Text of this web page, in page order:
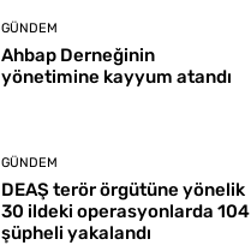
GÜNDEM
Ahbap Derneğinin
yönetimine kayyum atandı
GÜNDEM
DEAŞ terör örgütüne yönelik
30 ildeki operasyonlarda 104
şüpheli yakalandı